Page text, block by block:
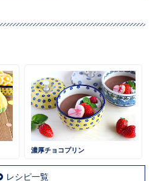
濃厚チョコプリン
レシピ一覧